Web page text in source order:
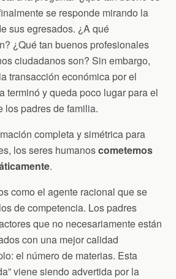
se responde mirando la
sus egresados. ¿A qué
¿Qué tan buenos profesionales
ciudadanos son? Sin embargo,
transacción económica por el
terminó y queda poco lugar para el
los padres de familia.
completa y simétrica para
los seres humanoscometemos
.
como el agente racional que se
de competencia. Los padres
que no necesariamente están
con una mejor calidad
el número de materias. Esta
viene siendo advertida por la